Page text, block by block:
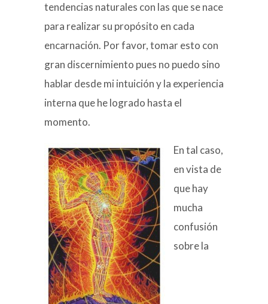
tendencias naturales con las que se nace
para realizar su propósito en cada
encarnación. Por favor, tomar esto con
gran discernimiento pues no puedo sino
hablar desde mi intuición y la experiencia
interna que he logrado hasta el
momento.
En tal caso,
en vista de
que hay
mucha
confusión
sobre la